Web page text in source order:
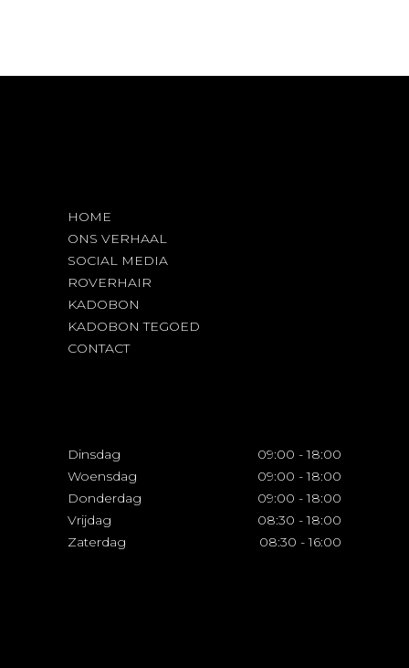
HOME
ONS VERHAAL
SOCIAL MEDIA
ROVERHAIR
KADOBON
KADOBON TEGOED
CONTACT
Dinsdag 09:00 - 18:00
Woensdag
09:00 - 18:00
Donderdag
09:00 - 18:00
Vrijdag
08:30 - 18:00
Zaterdag
08:30 - 16:00